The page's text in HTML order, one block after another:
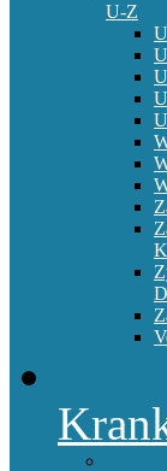
U-Z